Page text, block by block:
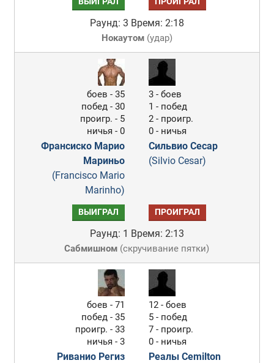
Раунд: 3 Время: 2:18
Нокаутом(удар)
боев - 35
побед - 30
проигр. - 5
ничья - 0
Франсиско Марио
Мариньо
(Francisco Mario
Marinho)
3 - боев
1 - побед
2 - проигр.
0 - ничья
Сильвио Сесар
(Silvio Cesar)
ВЫИГРАЛ ПРОИГРАЛ
Раунд: 1 Время: 2:13
Сабмишном (скручивание пятки)
боев - 71
побед - 35
проигр. - 33
ничья - 3
Риванио Региз
12 - боев
5 - побед
7 - проигр.
0 - ничья
Реалы Cemilton